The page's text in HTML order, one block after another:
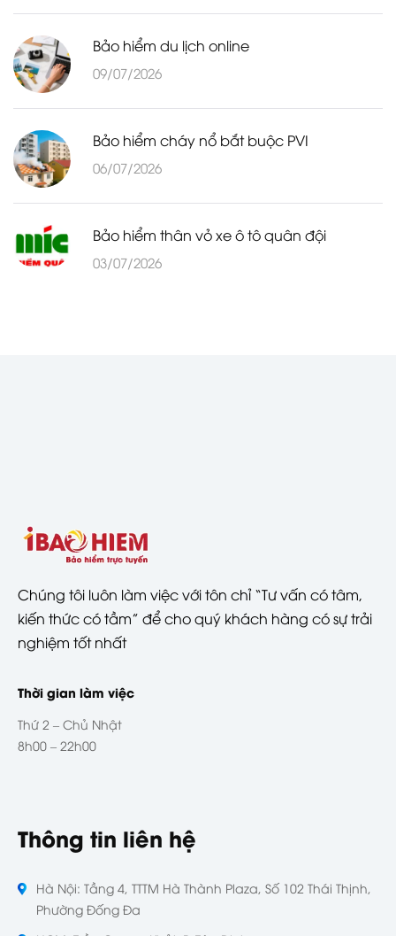
Bảo hiểm du lịch online
09/07/2026
Bảo hiểm cháy nổ bắt buộc PVI
06/07/2026
Bảo hiểm thân vỏ xe ô tô quân đội
03/07/2026
Chúng tôi luôn làm việc với tôn chỉ “Tư vấn có tâm,
kiến thức có tầm” để cho quý khách hàng có sự trải
nghiệm tốt nhất
Thời gian làm việc
Thứ 2 – Chủ Nhật
8h00 – 22h00
Thông tin liên hệ
Hà Nội: Tầng 4, TTTM Hà Thành Plaza, Số 102 Thái Thịnh,
Phường Đống Đa